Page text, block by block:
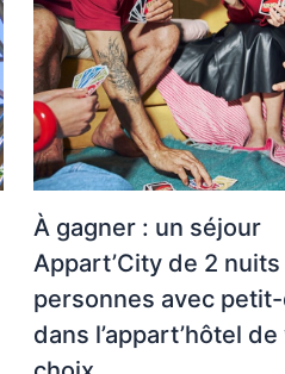
À gagner : un séjour
Appart’City de 2
personnes avec
dans l’appart’hôtel